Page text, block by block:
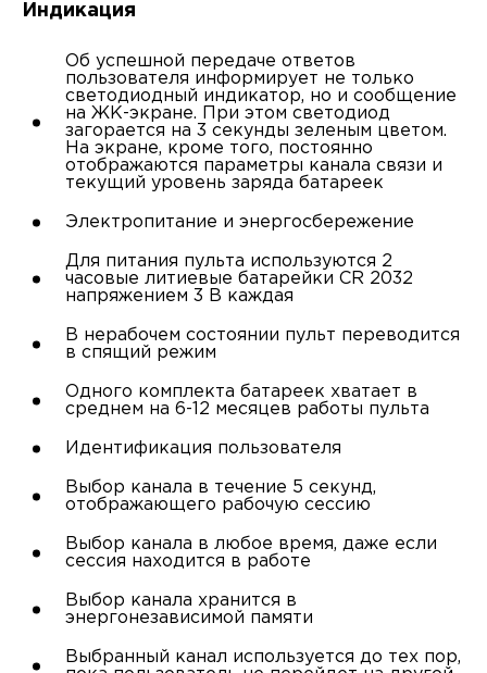
Индикация
Об успешной передаче ответов
пользователя информирует не только
светодиодный индикатор, но и сообщение
на ЖК-экране. При этом светодиод
загорается на 3 секунды зеленым цветом.
На экране, кроме того, постоянно
отображаются параметры канала связи и
текущий уровень заряда батареек
Электропитание и энергосбережение
Для питания пульта используются 2
часовые литиевые батарейки CR 2032
напряжением 3 В каждая
В нерабочем состоянии пульт переводится
в спящий режим
Одного комплекта батареек хватает в
среднем на 6-12 месяцев работы пульта
Идентификация пользователя
Выбор канала в течение 5 секунд,
отображающего рабочую сессию
Выбор канала в любое время, даже если
сессия находится в работе
Выбор канала хранится в
энергонезависимой памяти
Выбранный канал используется до тех пор,